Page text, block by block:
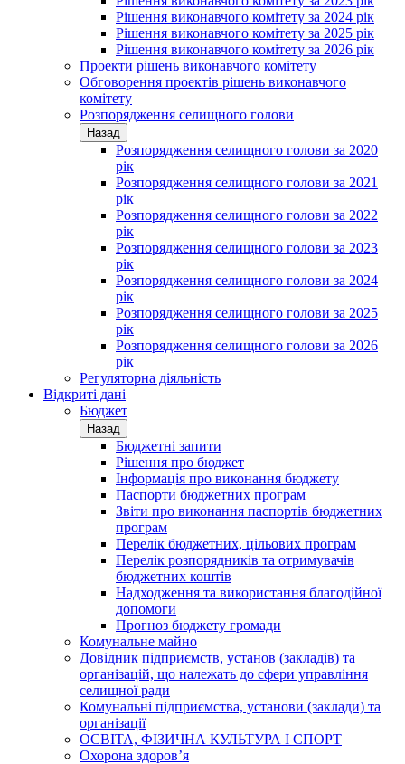
Рішення виконавчого комітету за 2024 рік
Рішення виконавчого комітету за 2025 рік
Рішення виконавчого комітету за 2026 рік
Проекти рішень виконавчого комітету
Обговорення проектів рішень виконавчого
комітету
Розпорядження селищного голови
Назад
Розпорядження селищного голови за 2020
рік
Розпорядження селищного голови за 2021
рік
Розпорядження селищного голови за 2022
рік
Розпорядження селищного голови за 2023
рік
Розпорядження селищного голови за 2024
рік
Розпорядження селищного голови за 2025
рік
Розпорядження селищного голови за 2026
рік
Регуляторна діяльність
Відкриті дані
Бюджет
Назад
Бюджетні запити
Рішення про бюджет
Інформація про виконання бюджету
Паспорти бюджетних програм
Звіти про виконання паспортів бюджетних
програм
Перелік бюджетних, цільових програм
Перелік розпорядників та отримувачів
бюджетних коштів
Надходження та використання благодійної
допомоги
Прогноз бюджету громади
Комунальне майно
Довідник підприємств, установ (закладів) та
організацій, що належать до сфери управління
селищної ради
Комунальні підприємства, установи (заклади) та
організації
ОСВІТА, ФІЗИЧНА КУЛЬТУРА І СПОРТ
Охорона здоров’я